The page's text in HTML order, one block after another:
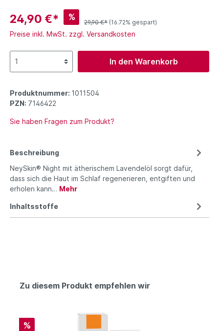
24,90 €* %
29,90 €* (16.72% gespart)
Preise inkl. MwSt. zzgl. Versandkosten
In den Warenkorb
Produktnummer: 1011504
PZN: 7146422
Sie haben Fragen zum Produkt?
Beschreibung
NeySkin® Night mit ätherischem Lavendelöl sorgt dafür,
dass sich die Haut im Schlaf regenerieren, entgiften und
erholen kann… Mehr
Inhaltsstoffe
Zu diesem Produkt empfehlen wir
%